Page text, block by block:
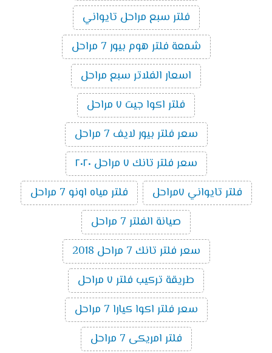
فلتر سبع مراحل تايواني
شمعة فلتر هوم بيور 7 مراحل
اسعار الفلاتر سبع مراحل
فلتر اكوا جيت ٧ مراحل
سعر فلتر بيور لايف 7 مراحل
سعر فلتر تانك ٧ مراحل ٢٠٢٠
فلتر تايواني ٧مراحل
فلتر مياه اونو 7 مراحل
صيانة الفلتر 7 مراحل
سعر فلتر تانك 7 مراحل 2018
طريقة تركيب فلتر ٧ مراحل
سعر فلتر اكوا كيارا 7 مراحل
فلتر امريكى 7 مراحل